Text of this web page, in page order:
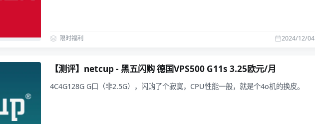
2024/12/04
限时福利
【测评】netcup - 黑五闪购 德国VPS500 G11s 3.25欧元/月
4C4G128G G口（非2.5G），闪购了个寂寞，CPU性能一般，就是个4o机的换皮。